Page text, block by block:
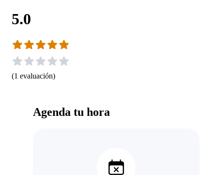
5.0
(1 evaluación)
Agenda tu hora